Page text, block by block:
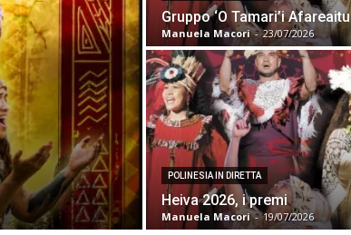
Gruppo ‘O Tamari’i Afareaitu
Manuela Macori - 23/07/2026
POLINESIA IN DIRETTA
Heiva 2026, i premi
Manuela Macori - 19/07/2026